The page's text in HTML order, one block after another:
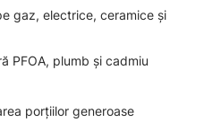
gaz, electrice, ceramice și
PFOA, plumb și cadmiu
porțiilor generoase